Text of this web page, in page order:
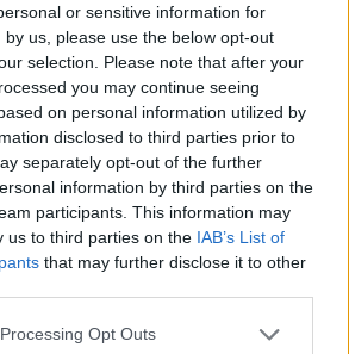
or sensitive information for
us, please use the below opt-out
selection. Please note that after your
you may continue seeing
on personal information utilized by
disclosed to third parties prior to
separately opt-out of the further
information by third parties on the
participants. This information may
us to third parties on the IAB’s List of
that may further disclose it to other
Opt Outs
το Αρχαίο Θέατρο Επιδαύρου άνοιξε τις
ΣΕ ΑΥΤΉ ΤΗΝ ΚΑΤΗΓΟΡΊΑ